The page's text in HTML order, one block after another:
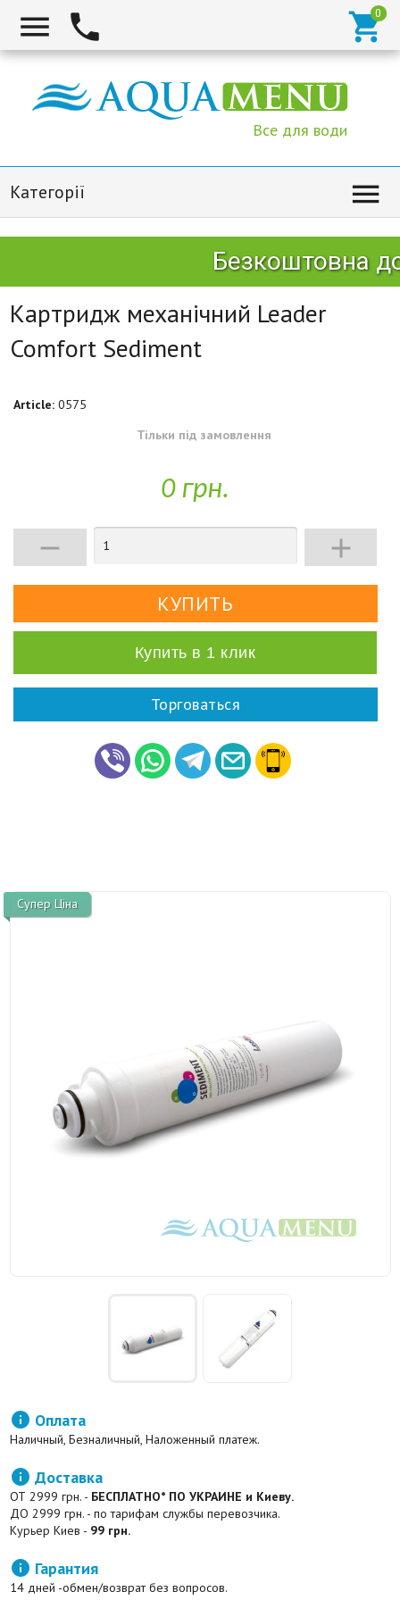
  
Все для води
Категорії 
Безкоштовна
Картридж механічний Leader
Comfort Sediment
Article: 0575
Тільки під замовлення
0 грн.
 
Купить в 1 клик
Торговаться
Супер Ціна
 Оплата
Наличный, Безналичный, Наложенный платеж.
 Доставка
ОТ 2999 грн. - БЕСПЛАТНО* ПО УКРАИНЕ и Киеву.
ДО 2999 грн. - по тарифам службы перевозчика.
Курьер Киев - 99 грн.
 Гарантия
14 дней -обмен/возврат без вопросов.